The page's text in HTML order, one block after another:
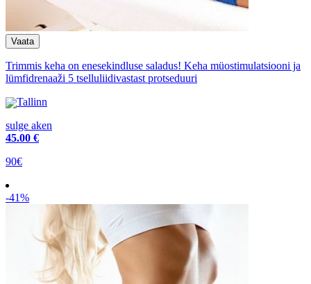
Trimmis keha on enesekindluse saladus! Keha müostimulatsiooni ja
lümfidrenaaži 5 tselluliidivastast protseduuri
Tallinn
sulge aken
45.00 €
90€
-41%